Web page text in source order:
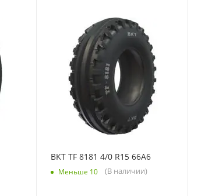
BKT TF 8181 4/0 R15 66A6
Меньше 10 (В наличии)